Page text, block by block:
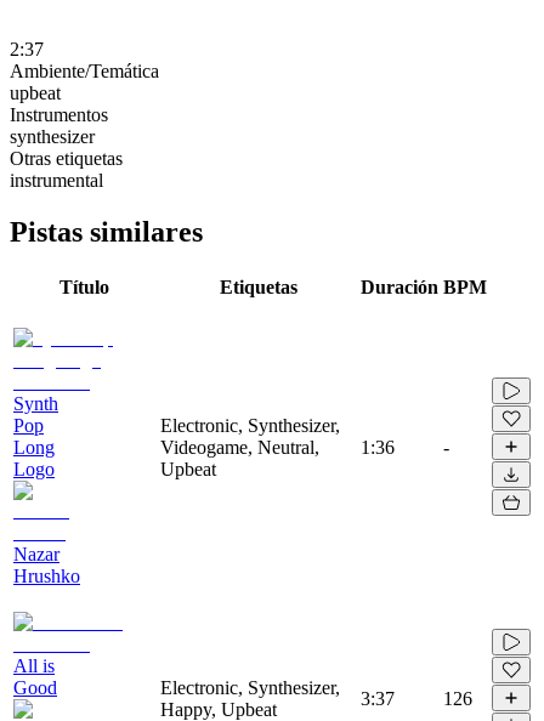
2:37
Ambiente/Temática
upbeat
Instrumentos
synthesizer
Otras etiquetas
instrumental
Pistas similares
Título Etiquetas Duración BPM
Synth
Pop
Long
Logo
Nazar
Hrushko
Electronic, Synthesizer,
Videogame, Neutral,
Upbeat
1:36 -
All is
Good
Electronic, Synthesizer,
Happy, Upbeat
3:37 126